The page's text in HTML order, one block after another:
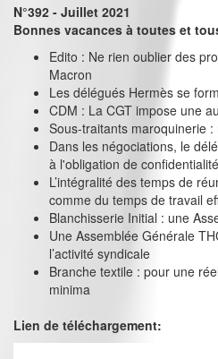
N°392 - Juillet 2021
Bonnes vacances à toutes et
Edito : Ne rien oublier des
Macron
Les délégués Hermès se
CDM : La CGT impose une
Sous-traitants maroquinerie
Dans les négociations, le
à l'obligation de confidentialité
L’intégralité des temps de
comme du temps de travail
Blanchisserie Initial : une
Une Assemblée Générale
l’activité syndicale
Branche textile : pour une
minima
Lien de téléchargement: